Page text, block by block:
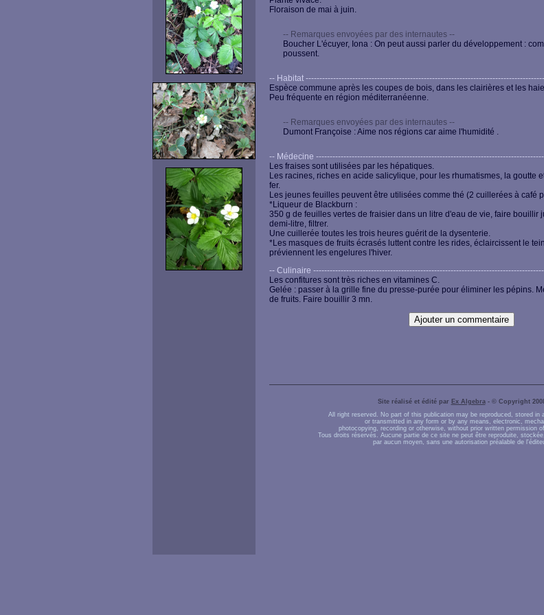
Floraison de mai à juin.
-- Remarques envoyées par des internautes --
Boucher L'écuyer, Iona : On peut aussi parler du développement :
poussent.
-- Habitat
Espèce commune après les coupes de bois, dans les clairières et les
Peu fréquente en région méditerranéenne.
-- Remarques envoyées par des internautes --
Dumont Françoise : Aime nos régions car aime l'humidité .
-- Médecine
Les fraises sont utilisées par les hépatiques.
Les racines, riches en acide salicylique, pour les rhumatismes, la goutte
fer.
Les jeunes feuilles peuvent être utilisées comme thé (2 cuillerées à café
*Liqueur de Blackburn :
350 g de feuilles vertes de fraisier dans un litre d'eau de vie, faire bouillir
demi-litre, filtrer.
Une cuillerée toutes les trois heures guérit de la dysenterie.
*Les masques de fruits écrasés luttent contre les rides, éclaircissent le
préviennent les engelures l'hiver.
-- Culinaire
Les confitures sont très riches en vitamines C.
Gelée : passer à la grille fine du presse-purée pour éliminer les pépins.
de fruits. Faire bouillir 3 mn.
Site réalisé et édité par Ex Algebra- © Copyright
All right reserved. No part of this publication may be reproduced, stored in
or transmitted in any form or by any means, electronic,
photocopying, recording or otherwise, without prior written permission
Tous droits réservés. Aucune partie de ce site ne peut être reproduite,
par aucun moyen, sans une autorisation préalable de